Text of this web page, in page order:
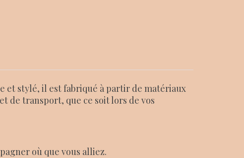
et stylé, il est fabriqué à partir de matériaux
de transport, que ce soit lors de vos
où que vous alliez.